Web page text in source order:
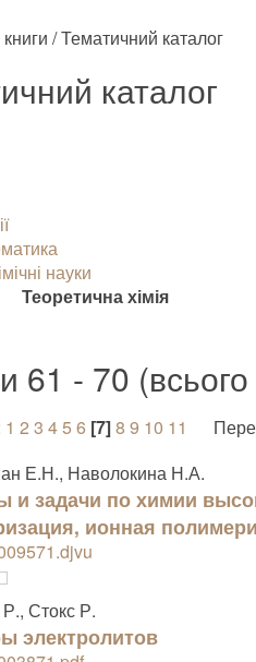
/ Тематичний каталог
каталог
науки
Теоретична хімія
61 - 70
1 2 3 45 6 [7]8 9 10 11
Е.Н., Наволокина Н.А.
и задачи по химии
ионная
Стокс Р.
электролитов